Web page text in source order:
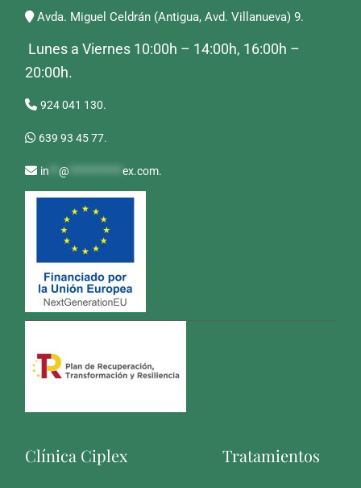
Avda. Miguel Celdrán (Antigua, Avd. Villanueva) 9.
Lunes a Viernes 10:00h – 14:00h, 16:00h –
20:00h.
924 041 130.
639 93 45 77.
in **@ ***********ex.com.
Clínica Ciplex Tratamientos